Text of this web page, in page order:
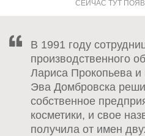
В 1991 году
производственного
Лариса Прокопьева и
Эва Домбровска
собственное
косметики, и свое
получила от имен